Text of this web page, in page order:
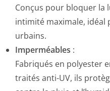
Conçus pour bloquer la
intimité maximale, idéal
urbains.
Imperméables :
Fabriqués en polyester
traités anti-UV, ils